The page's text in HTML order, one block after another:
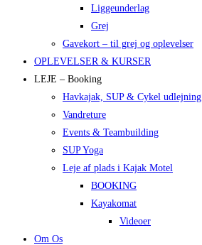
Liggeunderlag
Grej
Gavekort – til grej og oplevelser
OPLEVELSER & KURSER
LEJE – Booking
Havkajak, SUP & Cykel udlejning
Vandreture
Events & Teambuilding
SUP Yoga
Leje af plads i Kajak Motel
BOOKING
Kayakomat
Videoer
Om Os